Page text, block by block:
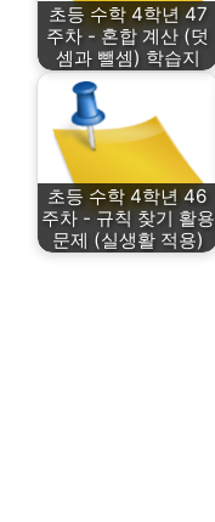
초등 수학 4학년 47
주차 - 혼합 계산 (덧
셈과 뺄셈) 학습지
초등 수학 4학년 46
주차 - 규칙 찾기 활용
문제 (실생활 적용)